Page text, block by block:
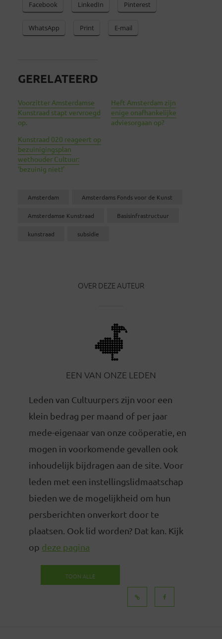
Facebook LinkedIn Pinterest
WhatsApp Print E-mail
GERELATEERD
Voorzitter Amsterdamse
Kunstraad stapt vervroegd
op.
Heft Amsterdam zijn
enige onafhankelijke
adviesorgaan op?
Kunstraad 020 reageert op
bezuinigingsplan
wethouder Cultuur:
‘bezuinig niet!’
Amsterdam Amsterdams Fonds voor de Kunst
Amsterdamse Kunstraad Basisinfrastructuur
kunstraad subsidie
OVER DEZE AUTEUR
EEN VAN ONZE LEDEN
Leden van Cultuurpers zijn voor een
klein bedrag per maand of per jaar
mede-eigenaar van onze coöperatie, en
mogen in voorkomende gevallen ook
inhoudelijk bijdragen aan de site. Voor
leden met een instellingslidmaatschap
bieden we de mogelijkheid om hun
persberichten onverkort door te
plaatsen. Ook lid worden? Dat kan. Kijk
op deze pagina
TOON ALLE